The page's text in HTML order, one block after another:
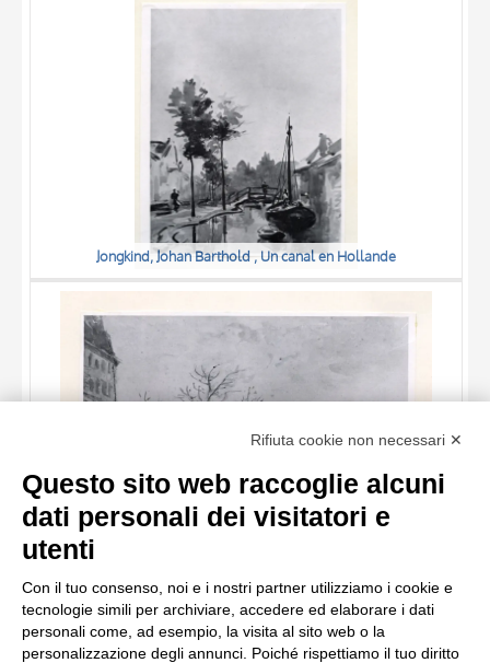
Jongkind, Johan Barthold , Un canal en Hollande
Jongkind, Johan Barthold , Le Boulevard Port Royal, La Neige
OGGETTO
LOCALIZZAZIONE
Rifiuta cookie non necessari ✕
Questo sito web raccoglie alcuni
dati personali dei visitatori e
utenti
Con il tuo consenso, noi e i nostri partner utilizziamo i cookie e
tecnologie simili per archiviare, accedere ed elaborare i dati
personali come, ad esempio, la visita al sito web o la
personalizzazione degli annunci. Poiché rispettiamo il tuo diritto